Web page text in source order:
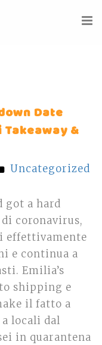
Date
&
Uncategorized
got a hard
coronavirus,
effettivamente
e continua a
Emilia’s
shipping e
il fatto a
locali dal
in quarantena